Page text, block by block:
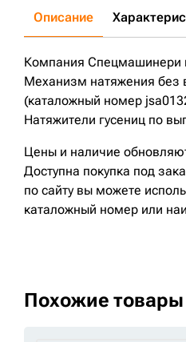
Описание
Компания Спецмашинери
Механизм натяжения без
(каталожный номер
Натяжители гусениц по
Цены и наличие
Доступна покупка под
по сайту вы можете
каталожный номер или
Похожие товары